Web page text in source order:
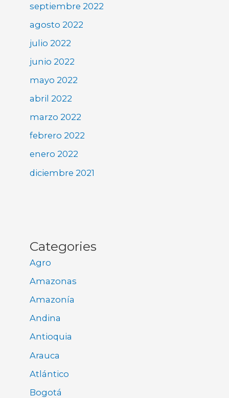
septiembre 2022
agosto 2022
julio 2022
junio 2022
mayo 2022
abril 2022
marzo 2022
febrero 2022
enero 2022
diciembre 2021
Categories
Agro
Amazonas
Amazonía
Andina
Antioquia
Arauca
Atlántico
Bogotá